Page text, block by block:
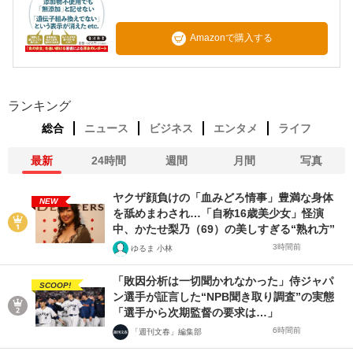
Amazonで購入する
ランキング
総合 ニュース ビジネス エンタメ ライフ
最新 24時間 週間 月間 写真
NEW
ヤクザ顔負けの「血みどろ情事」豊満な身体
を舐めまわされ…「自称16歳美少女」怪演
中、かたせ梨乃（69）の美しすぎる“熟れ方”
ゆるま 小林 3時間前
SCOOP!
「敗因分析は一切聞かれなかった」侍ジャパ
ン選手が証言した“NPB聞き取り調査”の実態
「選手から次期監督の要求は…」
「週刊文春」編集部 6時間前